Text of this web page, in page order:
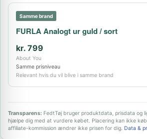
Samme brand
FURLA Analogt ur guld / sort
kr. 799
About You
Samme prisniveau
Relevant hvis du vil blive i samme brand
Transparens: FedtTøj bruger produktdata, prisdata og
hjælpe dig med at vurdere købet. Placering kan ikke
affiliate-kommission ændrer ikke prisen for dig. Data &